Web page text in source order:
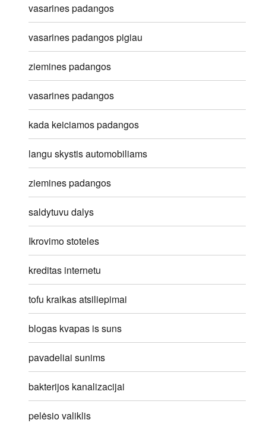
vasarines padangos
vasarines padangos pigiau
ziemines padangos
vasarines padangos
kada keiciamos padangos
langu skystis automobiliams
ziemines padangos
saldytuvu dalys
Ikrovimo stoteles
kreditas internetu
tofu kraikas atsiliepimai
blogas kvapas is suns
pavadeliai sunims
bakterijos kanalizacijai
pelėsio valiklis